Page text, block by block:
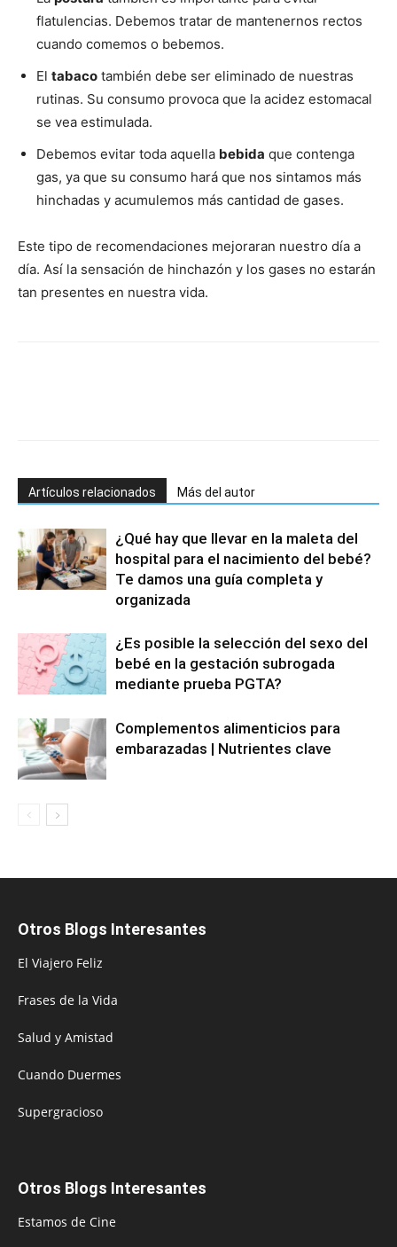
flatulencias. Debemos tratar de mantenernos rectos
cuando comemos o bebemos.
El tabaco también debe ser eliminado de nuestras
rutinas. Su consumo provoca que la acidez estomacal
se vea estimulada.
Debemos evitar toda aquella bebida que contenga
gas, ya que su consumo hará que nos sintamos más
hinchadas y acumulemos más cantidad de gases.
Este tipo de recomendaciones mejoraran nuestro día a
día. Así la sensación de hinchazón y los gases no estarán
tan presentes en nuestra vida.
Artículos relacionados Más del autor
¿Qué hay que llevar en la maleta del
hospital para el nacimiento del bebé?
Te damos una guía completa y
organizada
¿Es posible la selección del sexo del
bebé en la gestación subrogada
mediante prueba PGTA?
Complementos alimenticios para
embarazadas | Nutrientes clave
Otros Blogs Interesantes
El Viajero Feliz
Frases de la Vida
Salud y Amistad
Cuando Duermes
Supergracioso
Otros Blogs Interesantes
Estamos de Cine